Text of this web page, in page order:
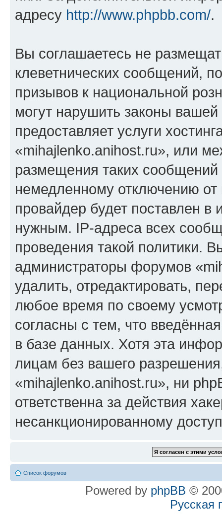
адресу http://www.phpbb.com/.
Вы соглашаетесь не
клеветнических сообщений,
призывов к национальной
могут нарушить законы
предоставляет услуги
«mihajlenko.anihost.ru», или
размещения таких
немедленному отключению
провайдер будет поставлен в
нужным. IP-адреса всех
проведения такой политики.
администраторы форумов
удалить, отредактировать,
любое время по своему
согласны с тем, что
в базе данных. Хотя эта
лицам без вашего
«mihajlenko.anihost.ru», ни
ответственна за действия
несанкционированному
Список форумов
Powered by phpBB ©
Русская